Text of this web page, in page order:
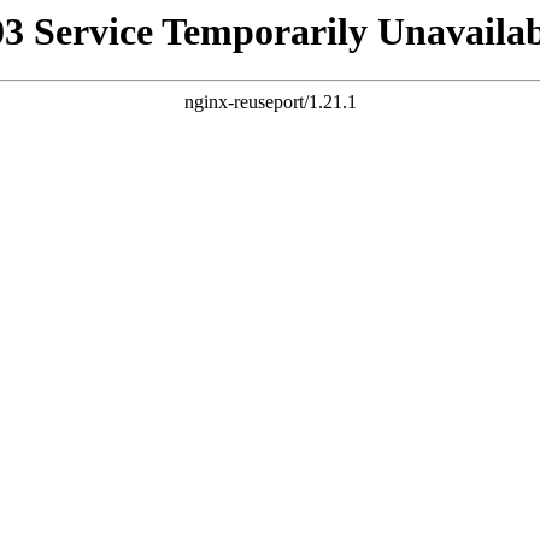
Service Temporarily
nginx-reuseport/1.21.1